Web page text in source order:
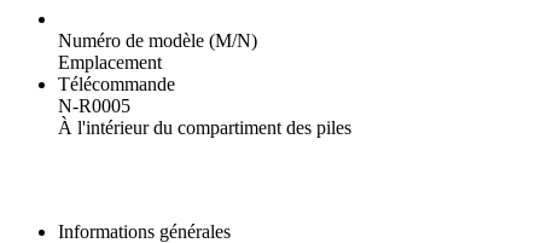
Numéro de modèle (M/N)
Emplacement
Télécommande
N-R0005
À l'intérieur du compartiment des piles
Informations générales